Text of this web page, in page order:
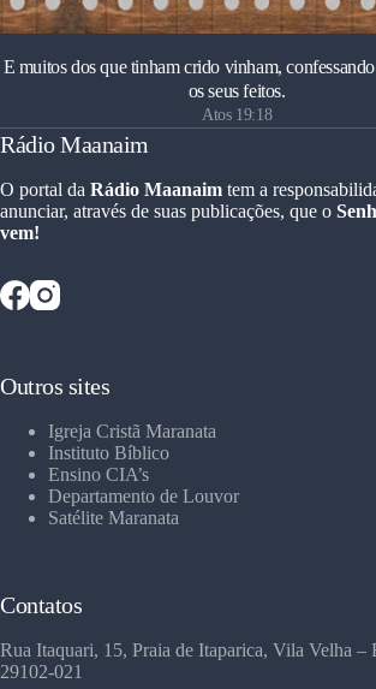
E muitos dos que tinham crido vinham,
os seus feitos.
Atos 19:18
Rádio Maanaim
O portal da Rádio Maanaim tem a
anunciar, através de suas publicações, que o
vem!
Outros sites
Igreja Cristã Maranata
Instituto Bíblico
Ensino CIA’s
Departamento de Louvor
Satélite Maranata
Contatos
Rua Itaquari, 15, Praia de Itaparica, Vila Velha –
29102-021